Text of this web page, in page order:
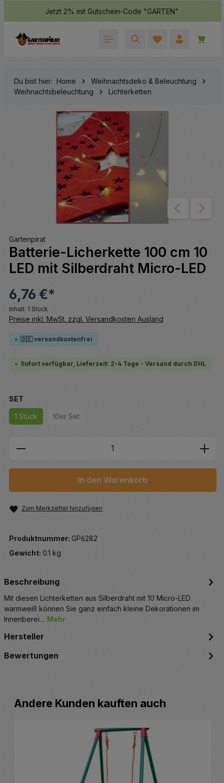
springenJetzt 2% mit Gutschein-Code "GARTEN"
Du bist hier: Home
Weihnachtsdeko & Beleuchtung
Weihnachtsbeleuchtung
Lichterketten
Bildergalerie überspringen
Gartenpirat
Batterie-Licherkette 100 cm 10
LED mit Silberdraht Micro-LED
6,76 €*
Inhalt: 1 Stück
Preise inkl. MwSt. zzgl. Versandkosten Ausland
🇩🇪 versandkostenfrei
Sofort verfügbar, Lieferzeit: 2-4 Tage - Versand durch DHL
SETauswählen
1 Stück 10er Set(Diese Option ist zurzeit nicht verfügbar.)
Produkt Anzahl: Gib den
In den Warenkorb
Zum Merkzettel hinzufügen
Produktnummer: GP6282
Gewicht: 0.1 kg
Beschreibung
Mit diesen Lichterketten aus Silberdraht mit 10 Micro-LED
warmweiß können Sie ganz einfach kleine Dekorationen im
Innenberei… Mehr
Hersteller
Bewertungen
Produktgalerie überspringen
Andere Kunden kauften auch